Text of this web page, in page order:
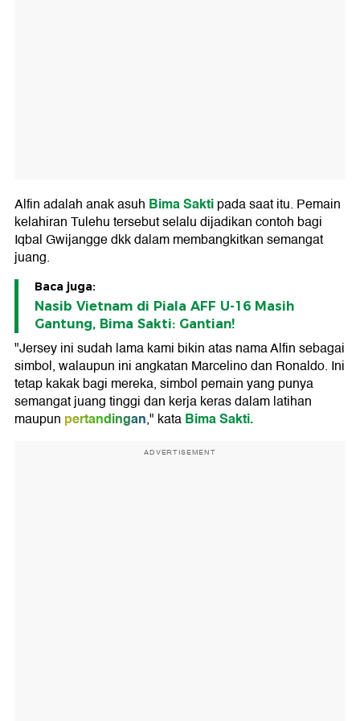
Alfin adalah anak asuh Bima Saktipada saat itu. Pemain
kelahiran Tulehu tersebut selalu dijadikan contoh bagi
Iqbal Gwijangge dkk dalam membangkitkan semangat
juang.
Baca juga:
Nasib Vietnam di Piala AFF U-16 Masih
Gantung, Bima Sakti: Gantian!
"Jersey ini sudah lama kami bikin atas nama Alfin sebagai
simbol, walaupun ini angkatan Marcelino dan Ronaldo. Ini
tetap kakak bagi mereka, simbol pemain yang punya
semangat juang tinggi dan kerja keras dalam latihan
maupun pertandingan," kataBima Sakti.
ADVERTISEMENT